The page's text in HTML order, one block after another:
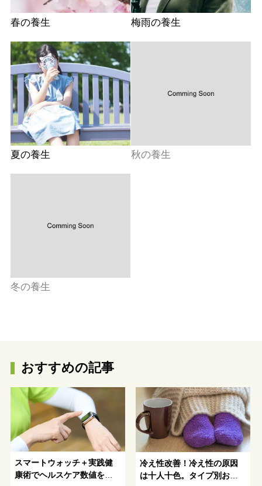
春の養生 梅雨の養生
夏の養生 秋の養生
冬の養生
おすすめの記事
スマートウォッチ＋実践健
康術でヘルスケア数値を改
冷え性改善！冷え性の原因
は十人十色。タイプ別おす